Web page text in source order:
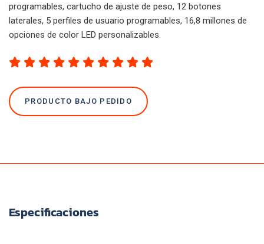
programables, cartucho de ajuste de peso, 12 botones
laterales, 5 perfiles de usuario programables, 16,8 millones de
opciones de color LED personalizables.
PRODUCTO BAJO PEDIDO
Especificaciones